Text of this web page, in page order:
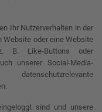
Ihr Nutzerverhalten in der
Website oder eine Website
B. Like-Buttons oder
unserer Social-Media-
sind und unsere